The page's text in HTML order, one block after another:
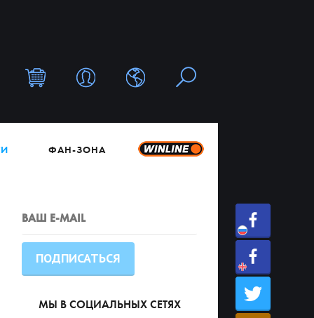
ФАН-ЗОНА
МЫ В СОЦИАЛЬНЫХ СЕТЯХ